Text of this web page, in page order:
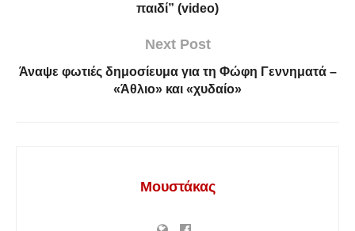
παιδί” (video)
Next Post
Άναψε φωτιές δημοσίευμα για τη Φώφη Γεννηματά –
«Άθλιο» και «χυδαίο»
Μουστάκας